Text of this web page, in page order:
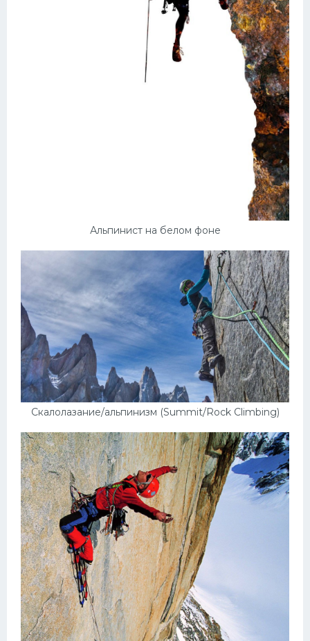
Альпинист на белом фоне
Скалолазание/альпинизм (Summit/Rock Climbing)